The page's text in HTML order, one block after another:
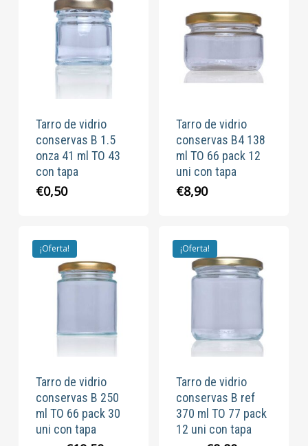
hasta
€0,46
Tarro de vidrio
conservas B 1.5
onza 41 ml TO 43
con tapa
€0,50
Tarro de vidrio
conservas B4 138
ml TO 66 pack 12
uni con tapa
€8,90
¡Oferta!
Tarro de vidrio
conservas B 250
ml TO 66 pack 30
uni con tapa
¡Oferta!
Tarro de vidrio
conservas B ref
370 ml TO 77 pack
12 uni con tapa